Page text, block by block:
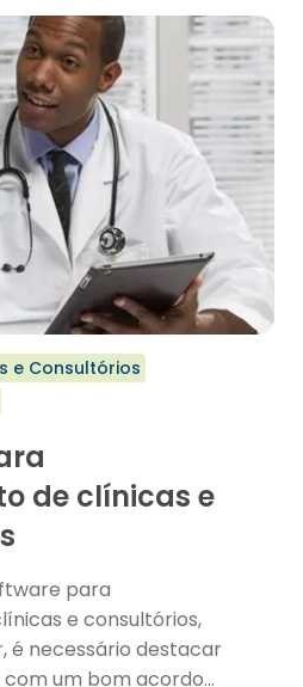
o fechamento do seu
post, você vai
funciona o
forma ele pode
da sua clínica ou
e Consultórios
de clínicas e
para
e consultórios,
é necessário destacar
um bom acordo